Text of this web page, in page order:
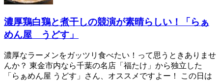
濃厚鶏白鶏と煮干しの競演が素晴らしい！「らぁ
めん屋 うどす」
濃厚なラーメンをガッツリ食べたい！って思うときありませ
んか？ 東金市内なら千葉の名店「福たけ」から独立した
「らぁめん屋 うどす」さん、オススメですよー！ この日は